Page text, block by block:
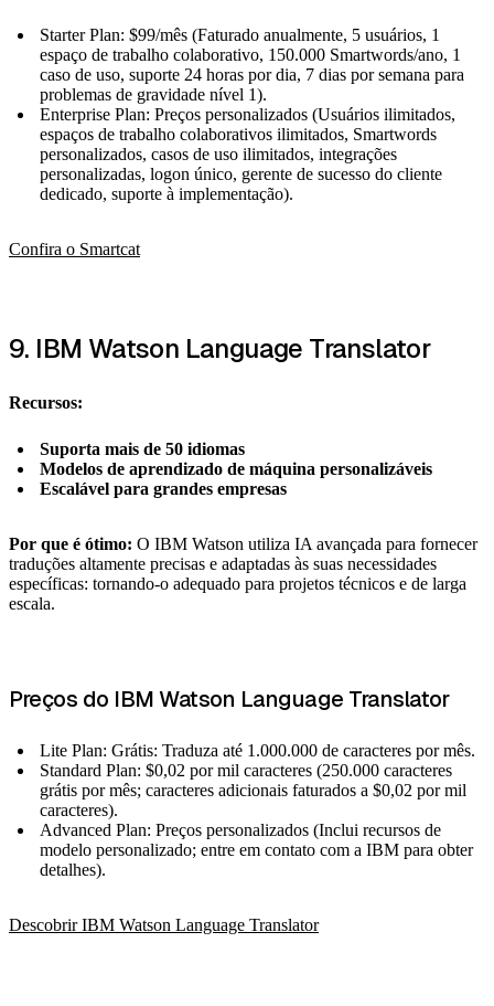
Starter Plan: $99/mês (Faturado anualmente, 5 usuários, 1
espaço de trabalho colaborativo, 150.000 Smartwords/ano, 1
caso de uso, suporte 24 horas por dia, 7 dias por semana para
problemas de gravidade nível 1).
Enterprise Plan: Preços personalizados (Usuários ilimitados,
espaços de trabalho colaborativos ilimitados, Smartwords
personalizados, casos de uso ilimitados, integrações
personalizadas, logon único, gerente de sucesso do cliente
dedicado, suporte à implementação).
Confira o Smartcat
9. IBM Watson Language Translator
Recursos:
Suporta mais de 50 idiomas
Modelos de aprendizado de máquina personalizáveis
Escalável para grandes empresas
Por que é ótimo: O IBM Watson utiliza IA avançada para fornecer
traduções altamente precisas e adaptadas às suas necessidades
específicas: tornando-o adequado para projetos técnicos e de larga
escala.
Preços do IBM Watson Language Translator
Lite Plan: Grátis: Traduza até 1.000.000 de caracteres por mês.
Standard Plan: $0,02 por mil caracteres (250.000 caracteres
grátis por mês; caracteres adicionais faturados a $0,02 por mil
caracteres).
Advanced Plan: Preços personalizados (Inclui recursos de
modelo personalizado; entre em contato com a IBM para obter
detalhes).
Descobrir IBM Watson Language Translator